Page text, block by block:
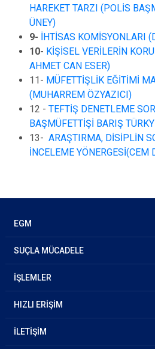
HAREKET TARZI (POLİS
ÜNEY)
9- İHTİSAS KOMİSYONLARI
10- KİŞİSEL VERİLERİN
AHMET CAN ESER)
11- MÜFETTİŞLİK EĞİTİMİ
(MUHARREM ÖZYAZICI)
12 - TEFTİŞ DENETLEME
BAŞMÜFETTİŞİ BARIŞ
13- ARAŞTIRMA, DİSİPLİN
İNCELEME YÖNERGESİ(CEM
EGM
SUÇLA MÜCADELE
İŞLEMLER
HIZLI ERİŞİM
İLETİŞİM